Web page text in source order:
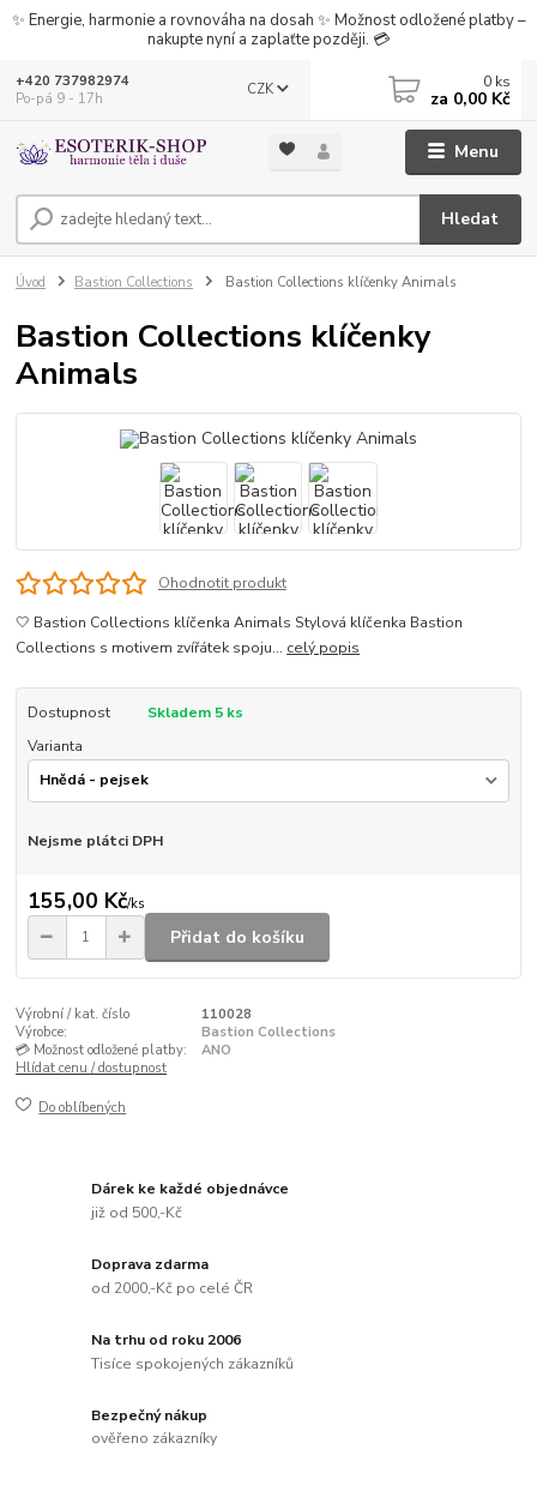
✨ Energie, harmonie a rovnováha na dosah ✨ Možnost odložené platby –
nakupte nyní a zaplaťte později. 💳
Menu
CZK
Hledat
+420 737982974
Po-pá 9 - 17h
0 ks
za 0,00 Kč
Úvod Bastion Collections Bastion Collections klíčenky Animals
Bastion Collections klíčenky
Animals
Ohodnotit produkt
🤍 Bastion Collections klíčenka Animals Stylová klíčenka Bastion
Collections s motivem zvířátek spoju... celý popis
Dostupnost
Skladem 5 ks
Varianta
Nejsme plátci DPH
155,00 Kč/ks
Přidat do košíku
Výrobní / kat. číslo
110028
Výrobce:
Bastion Collections
💳 Možnost odložené platby:
ANO
Hlídat cenu / dostupnost
Do oblíbených
Dárek ke každé objednávce
již od 500,-Kč
Doprava zdarma
od 2000,-Kč po celé ČR
Na trhu od roku 2006
Tisíce spokojených zákazníků
Bezpečný nákup
ověřeno zákazníky